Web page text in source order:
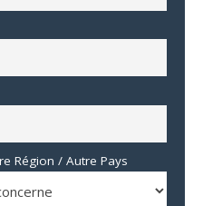
Région / Autre Pays